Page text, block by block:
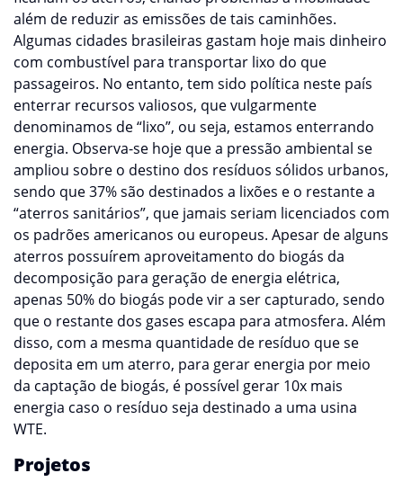
além de reduzir as emissões de tais caminhões.
Algumas cidades brasileiras gastam hoje mais dinheiro
com combustível para transportar lixo do que
passageiros. No entanto, tem sido política neste país
enterrar recursos valiosos, que vulgarmente
denominamos de “lixo”, ou seja, estamos enterrando
energia. Observa-se hoje que a pressão ambiental se
ampliou sobre o destino dos resíduos sólidos urbanos,
sendo que 37% são destinados a lixões e o restante a
“aterros sanitários”, que jamais seriam licenciados com
os padrões americanos ou europeus. Apesar de alguns
aterros possuírem aproveitamento do biogás da
decomposição para geração de energia elétrica,
apenas 50% do biogás pode vir a ser capturado, sendo
que o restante dos gases escapa para atmosfera. Além
disso, com a mesma quantidade de resíduo que se
deposita em um aterro, para gerar energia por meio
da captação de biogás, é possível gerar 10x mais
energia caso o resíduo seja destinado a uma usina
WTE.
Projetos